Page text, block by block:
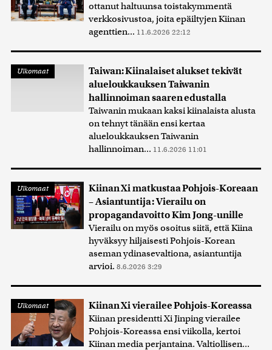
ottanut haltuunsa toistakymmentä
verkkosivustoa, joita epäiltyjen Kiinan
agenttien... 11.6.2026 22:12
Ulkomaat
Taiwan: Kiinalaiset alukset tekivät
alueloukkauksen Taiwanin
hallinnoiman saaren edustalla
Taiwanin mukaan kaksi kiinalaista alusta
on tehnyt tänään ensi kertaa
alueloukkauksen Taiwanin
hallinnoiman... 11.6.2026 11:01
Ulkomaat
Kiinan Xi matkustaa Pohjois-Koreaan
– Asiantuntija: Vierailu on
propagandavoitto Kim Jong-unille
Vierailu on myös osoitus siitä, että Kiina
hyväksyy hiljaisesti Pohjois-Korean
aseman ydinasevaltiona, asiantuntija
arvioi. 8.6.2026 3:29
Ulkomaat Kiinan Xi vierailee Pohjois-Koreassa
Kiinan presidentti Xi Jinping vierailee
Pohjois-Koreassa ensi viikolla, kertoi
Kiinan media perjantaina. Valtiollisen...